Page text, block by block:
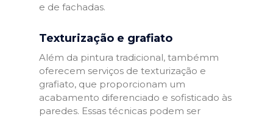
e de fachadas.
Texturização e grafiato
Além da pintura tradicional, tambémm
oferecem serviços de texturização e
grafiato, que proporcionam um
acabamento diferenciado e sofisticado às
paredes. Essas técnicas podem ser